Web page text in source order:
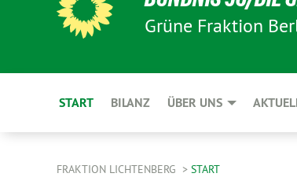
Grüne Fraktion
START BILANZ ÜBER UNS
FRAKTION LICHTENBERG START